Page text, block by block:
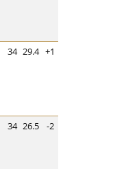
34 29.4 +1
34 26.5 -2